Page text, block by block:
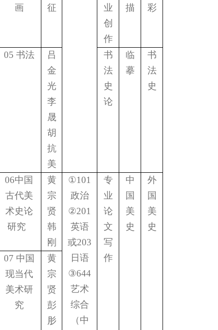
画
征
业
创
作
描
彩
05 书法
吕
金
光
李
晟
胡
抗
美
书
法
史
论
临
摹
书
法
史
06中国
古代美
术史论
研究
黄
宗
贤
韩
刚
①101
政治
②201
英语
或203
日语
③644
艺术
综合
（中
专
业
论
文
写
作
中
国
美
史
外
国
美
史
07 中国
现当代
美术研
究
黄
宗
贤
彭
肜